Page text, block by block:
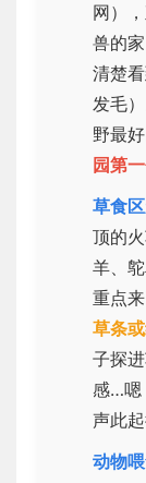
网）
兽的
清楚
发毛
野最好
园第
草食
顶的
羊、
重点来
草条
子探
感…嗯
声此
动物